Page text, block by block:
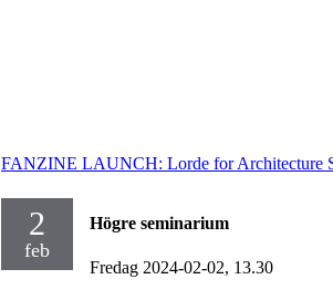
FANZINE LAUNCH: Lorde for Architecture
2
feb
Högre seminarium
Fredag 2024-02-02, 13.30